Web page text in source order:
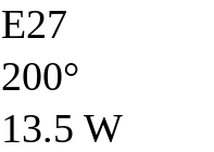
E27
200°
13.5 W